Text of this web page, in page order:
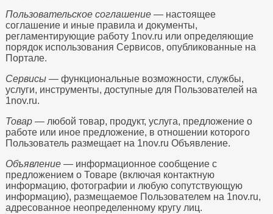
Пользовательское соглашение— настоящее
соглашение и иные правила и документы,
регламентирующие работу 1nov.ru или определяющие
порядок использования Сервисов, опубликованные на
Портале.
Сервисы— функциональные возможности, службы,
услуги, инструменты, доступные для Пользователей на
1nov.ru.
Товар— любой товар, продукт, услуга, предложение о
работе или иное предложение, в отношении которого
Пользователь размещает на 1nov.ru Объявление.
Объявление— информационное сообщение с
предложением о Товаре (включая контактную
информацию, фотографии и любую сопутствующую
информацию), размещаемое Пользователем на 1nov.ru,
адресованное неопределенному кругу лиц.